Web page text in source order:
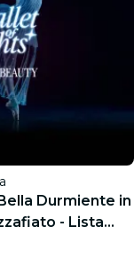
Durmiente in
- Lista